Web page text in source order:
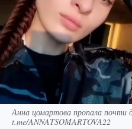
Анна цомартова пропала почти
t.me/ANNATSOMARTOVA22